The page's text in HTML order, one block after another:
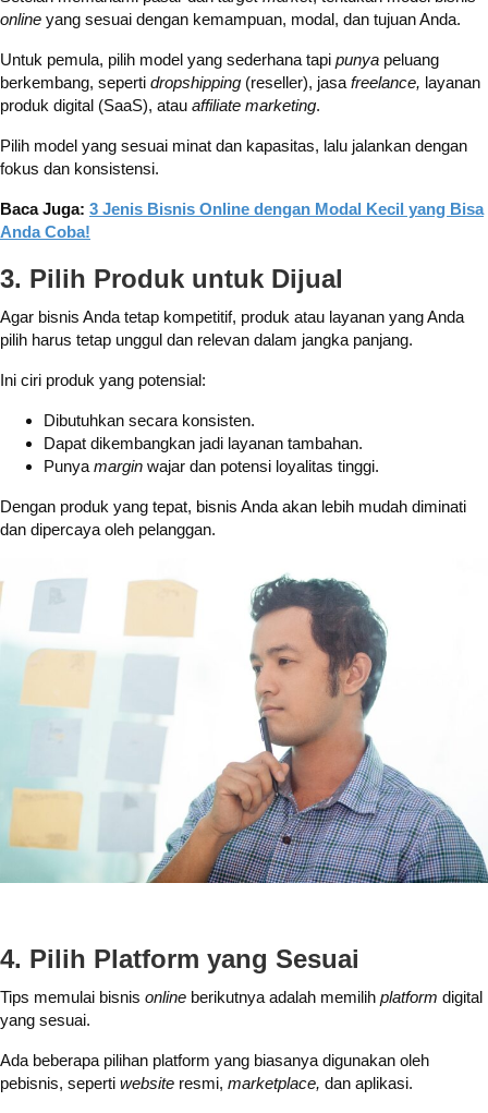
online yang sesuai dengan kemampuan, modal, dan tujuan Anda.
Untuk pemula, pilih model yang sederhana tapi punya peluang
berkembang, seperti dropshipping (reseller), jasa freelance, layanan
produk digital (SaaS), atau affiliate marketing.
Pilih model yang sesuai minat dan kapasitas, lalu jalankan dengan
fokus dan konsistensi.
Baca Juga: 3 Jenis Bisnis Online dengan Modal Kecil yang Bisa
Anda Coba!
3. Pilih Produk untuk Dijual
Agar bisnis Anda tetap kompetitif, produk atau layanan yang Anda
pilih harus tetap unggul dan relevan dalam jangka panjang.
Ini ciri produk yang potensial:
Dibutuhkan secara konsisten.
Dapat dikembangkan jadi layanan tambahan.
Punya margin wajar dan potensi loyalitas tinggi.
Dengan produk yang tepat, bisnis Anda akan lebih mudah diminati
dan dipercaya oleh pelanggan.
4. Pilih Platform yang Sesuai
Tips memulai bisnis online berikutnya adalah memilih platform digital
yang sesuai.
Ada beberapa pilihan platform yang biasanya digunakan oleh
pebisnis, seperti website resmi, marketplace, dan aplikasi.